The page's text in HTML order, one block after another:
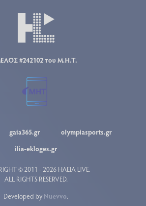
#242102 του Μ.Η.Τ.
gaia365.gr
olympiasports.gr
ilia-ekloges.gr
© 2011 - 2026 ΗΛΕΙΑ LIVE.
ALL RIGHTS RESERVED.
Developed by Nuevvo.